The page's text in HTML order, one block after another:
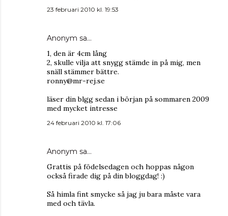
23 februari 2010 kl. 19:53
Anonym sa…
1, den är 4cm lång
2, skulle vilja att snygg stämde in på mig, men
snäll stämmer bättre.
ronny@mr-rej.se
läser din blgg sedan i början på sommaren 2009
med mycket intresse
24 februari 2010 kl. 17:06
Anonym sa…
Grattis på födelsedagen och hoppas någon
också firade dig på din bloggdag! :)
Så himla fint smycke så jag ju bara måste vara
med och tävla.